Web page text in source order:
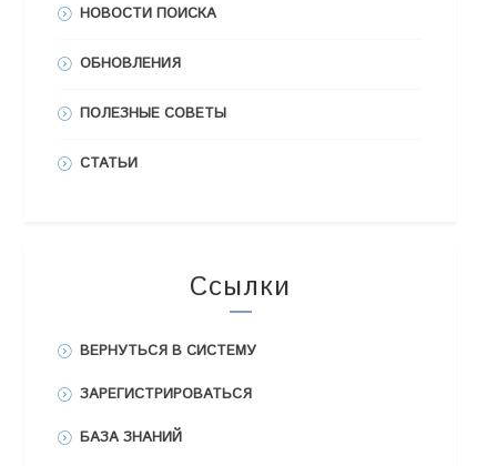
НОВОСТИ ПОИСКА
ОБНОВЛЕНИЯ
ПОЛЕЗНЫЕ СОВЕТЫ
СТАТЬИ
Ссылки
ВЕРНУТЬСЯ В СИСТЕМУ
ЗАРЕГИСТРИРОВАТЬСЯ
БАЗА ЗНАНИЙ